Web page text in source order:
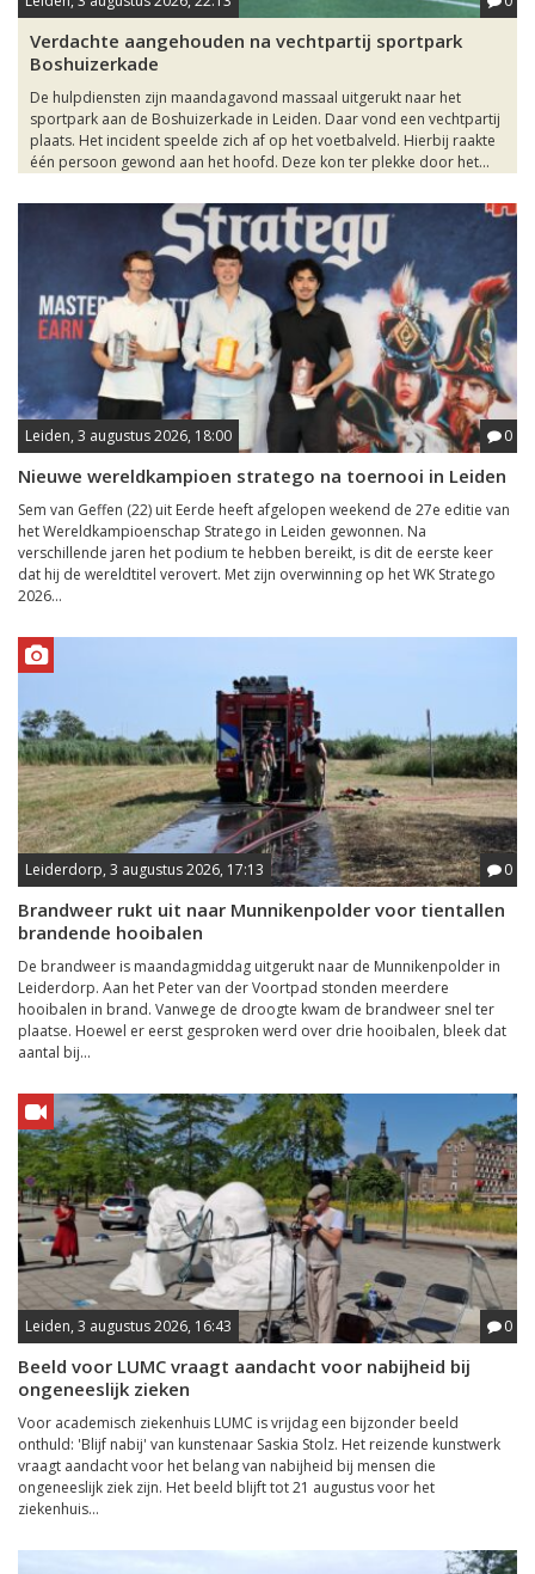
Verdachte aangehouden na vechtpartij sportpark
Boshuizerkade
De hulpdiensten zijn maandagavond massaal uitgerukt naar het
sportpark aan de Boshuizerkade in Leiden. Daar vond een vechtpartij
plaats. Het incident speelde zich af op het voetbalveld. Hierbij raakte
één persoon gewond aan het hoofd. Deze kon ter plekke door het...
Leiden, 3 augustus 2026, 18:00 0
Nieuwe wereldkampioen stratego na toernooi in Leiden
Sem van Geffen (22) uit Eerde heeft afgelopen weekend de 27e editie van
het Wereldkampioenschap Stratego in Leiden gewonnen. Na
verschillende jaren het podium te hebben bereikt, is dit de eerste keer
dat hij de wereldtitel verovert. Met zijn overwinning op het WK Stratego
2026...
Leiderdorp, 3 augustus 2026, 17:13 0
Brandweer rukt uit naar Munnikenpolder voor tientallen
brandende hooibalen
De brandweer is maandagmiddag uitgerukt naar de Munnikenpolder in
Leiderdorp. Aan het Peter van der Voortpad stonden meerdere
hooibalen in brand. Vanwege de droogte kwam de brandweer snel ter
plaatse. Hoewel er eerst gesproken werd over drie hooibalen, bleek dat
aantal bij...
Leiden, 3 augustus 2026, 16:43 0
Beeld voor LUMC vraagt aandacht voor nabijheid bij
ongeneeslijk zieken
Voor academisch ziekenhuis LUMC is vrijdag een bijzonder beeld
onthuld: 'Blijf nabij' van kunstenaar Saskia Stolz. Het reizende kunstwerk
vraagt aandacht voor het belang van nabijheid bij mensen die
ongeneeslijk ziek zijn. Het beeld blijft tot 21 augustus voor het
ziekenhuis...